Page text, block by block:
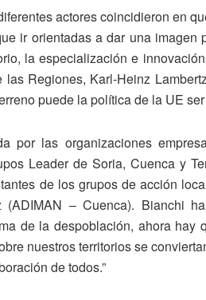
actores coincidieron en
ir orientadas a dar una
la especialización e
Regiones, Karl-Heinz
puede la política de la UE
por las organizaciones
Leader de Soria, Cuenca y
de los grupos de acción
(ADIMAN – Cuenca). Bianchi
de la despoblación, ahora hay
nuestros territorios se
de todos.”